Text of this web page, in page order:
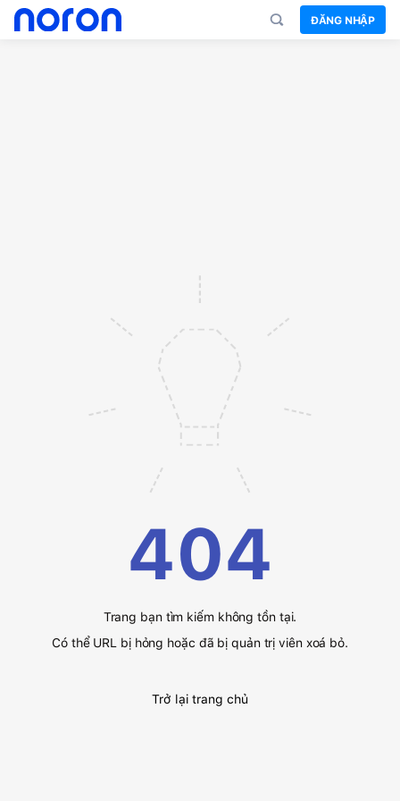
ĐĂNG NHẬP
404
Trang bạn tìm kiếm không tồn tại.
Có thể URL bị hỏng hoặc đã bị quản trị viên xoá bỏ.
Trở lại trang chủ